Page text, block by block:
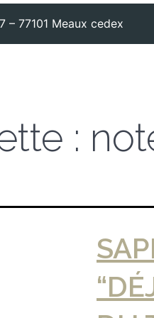
– 77101 Meaux cedex
: